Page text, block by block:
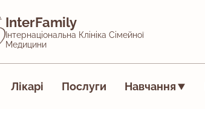
InterFamily
Інтернаціональна Клініка Сімейної
Медицини
Лікарі Послуги Навчання